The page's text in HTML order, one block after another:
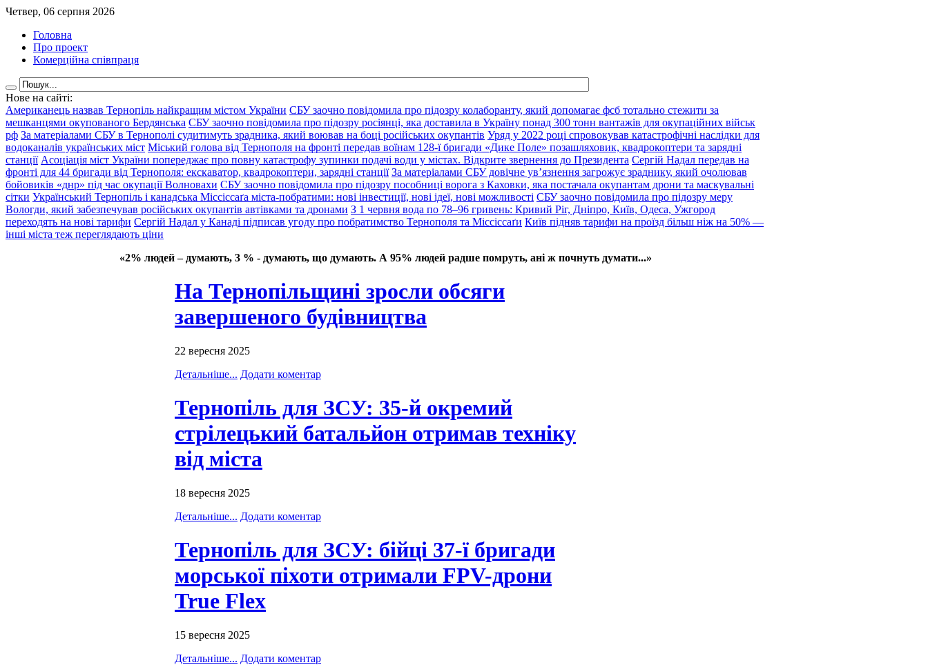
Четвер, 06 серпня 2026
Головна
Про проект
Комерційна співпраця
Нове на сайті:
Американець назвав Тернопіль найкращим містом України СБУ заочно повідомила про підозру колаборанту, який допомагає фсб тотально стежити за
мешканцями окупованого Бердянська СБУ заочно повідомила про підозру росіянці, яка доставила в Україну понад 300 тонн вантажів для окупаційних військ
рф За матеріалами СБУ в Тернополі судитимуть зрадника, який воював на боці російських окупантів Уряд у 2022 році спровокував катастрофічні наслідки для
водоканалів українських міст Міський голова від Тернополя на фронті передав воїнам 128-ї бригади «Дике Поле» позашляховик, квадрокоптери та зарядні
станції Асоціація міст України попереджає про повну катастрофу зупинки подачі води у містах. Відкрите звернення до Президента Сергій Надал передав на
фронті для 44 бригади від Тернополя: екскаватор, квадрокоптери, зарядні станції За матеріалами СБУ довічне ув’язнення загрожує зраднику, який очолював
бойовиків «днр» під час окупації Волновахи СБУ заочно повідомила про підозру пособниці ворога з Каховки, яка постачала окупантам дрони та маскувальні
сітки Український Тернопіль і канадська Міссіссаґа міста-побратими: нові інвестиції, нові ідеї, нові можливості СБУ заочно повідомила про підозру меру
Вологди, який забезпечував російських окупантів автівками та дронами З 1 червня вода по 78–96 гривень: Кривий Ріг, Дніпро, Київ, Одеса, Ужгород
переходять на нові тарифи Сергій Надал у Канаді підписав угоду про побратимство Тернополя та Міссіссаґи Київ підняв тарифи на проїзд більш ніж на 50% —
інші міста теж переглядають ціни
«2% людей – думають, 3 % - думають, що думають. А 95% людей радше помруть, ані ж почнуть думати...»
Нa Тернопільщині зросли обсяги
зaвершеного будівництвa
22 вересня 2025
Детальніше... Додати коментар
Тернопіль для ЗСУ: 35-й окремий
стрілецький батальйон отримав техніку
від міста
18 вересня 2025
Детальніше... Додати коментар
Тернопіль для ЗСУ: бійці 37-ї бригади
морської піхоти отримали FPV-дрони
True Flex
15 вересня 2025
Детальніше... Додати коментар